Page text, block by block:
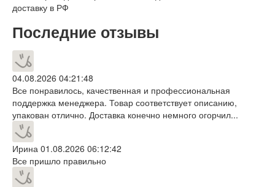
доставку в РФ
Последние отзывы
04.08.2026 04:21:48
Все понравилось, качественная и профессиональная
поддержка менеджера. Товар соответствует описанию,
упакован отлично. Доставка конечно немного огорчил...
Ирина 01.08.2026 06:12:42
Все пришло правильно